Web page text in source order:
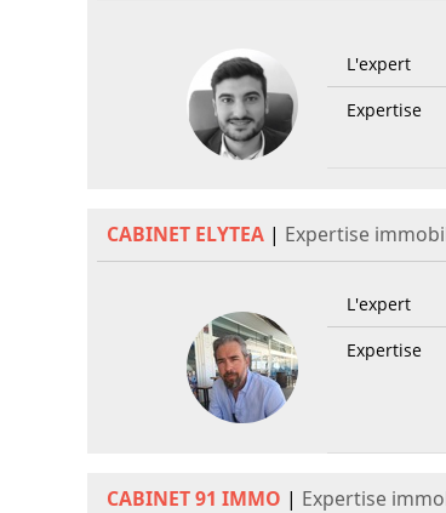
L'expert
Expertise
CABINET ELYTEA | Expertise
L'expert
Expertise
CABINET 91 IMMO | Expertise